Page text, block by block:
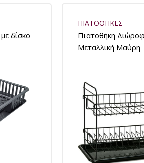
δίσκο
ΠΙΑΤΟΘΗΚΕΣ
Πιατοθήκη
Μεταλλική Μαύρη